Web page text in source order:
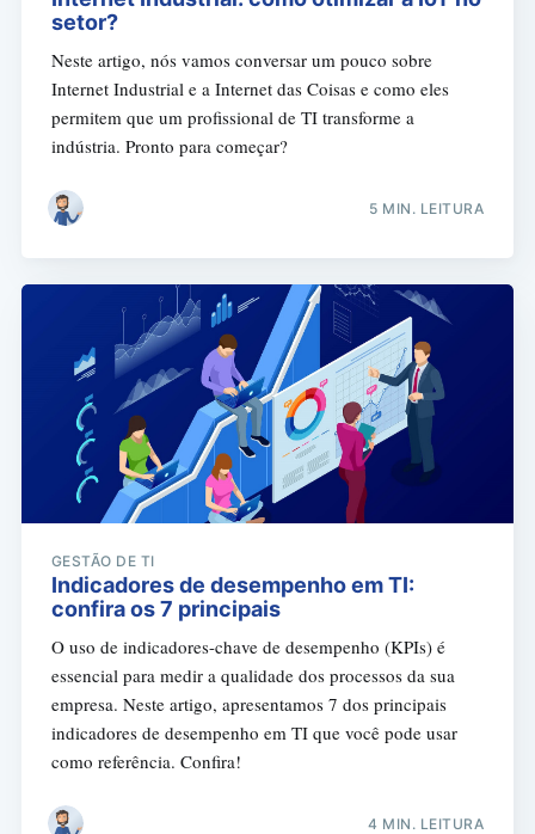
setor?
Neste artigo, nós vamos conversar um pouco sobre
Internet Industrial e a Internet das Coisas e como eles
permitem que um profissional de TI transforme a
indústria. Pronto para começar?
5 MIN. LEITURA
GESTÃO DE TI
Indicadores de desempenho em TI:
confira os 7 principais
O uso de indicadores-chave de desempenho (KPIs) é
essencial para medir a qualidade dos processos da sua
empresa. Neste artigo, apresentamos 7 dos principais
indicadores de desempenho em TI que você pode usar
como referência. Confira!
4 MIN. LEITURA